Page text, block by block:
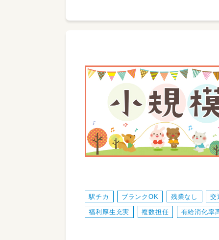
駅チカ ブランクOK 残業なし 交
福利厚生充実 複数担任 有給消化率